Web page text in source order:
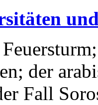
der
Fall